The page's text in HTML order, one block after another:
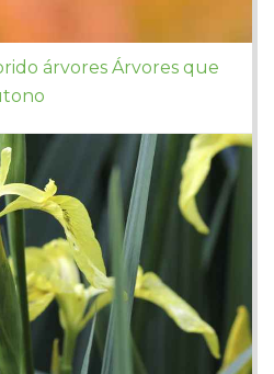
árvores Árvores que